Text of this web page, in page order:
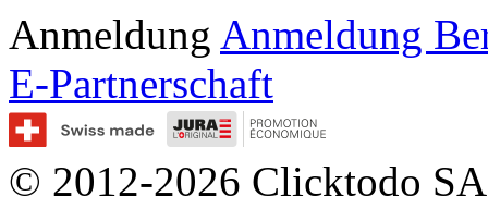
Anmeldung Anmeldung
E-Partnerschaft
© 2012-2026 Clicktodo